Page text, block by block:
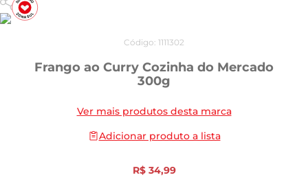
Código: 1111302
Frango ao Curry Cozinha do Mercado
300g
Ver mais produtos desta marca
Adicionar produto a lista
R$ 34,99